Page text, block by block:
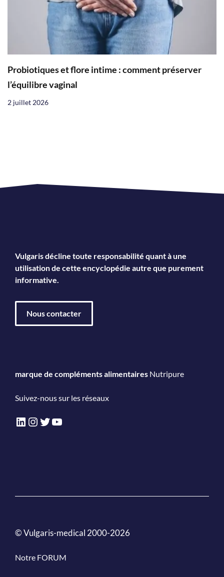
Probiotiques et flore intime : comment préserver
l’équilibre vaginal
2 juillet 2026
Vulgaris décline toute responsabilité quant à une
utilisation de cette encyclopédie autre que purement
informative.
Nous contacter
marque de compléments alimentaires Nutripure
Suivez-nous sur les réseaux
LinkedIn
Instagram
Twitter
YouTube
© Vulgaris-medical 2000-2026
Notre FORUM